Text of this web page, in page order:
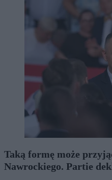
Taką formę może
Nawrockiego. Partie